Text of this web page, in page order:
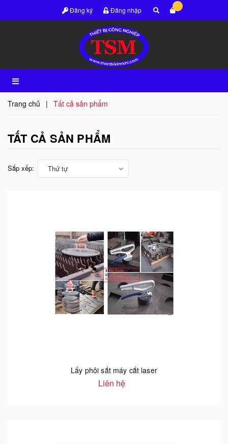
Đăng ký Đăng nhập
Trang chủ | Tất cả sản phẩm
TẤT CẢ SẢN PHẨM
Sắp xếp: Thứ tự
Lấy phôi sắt máy cắt laser
Liên hệ